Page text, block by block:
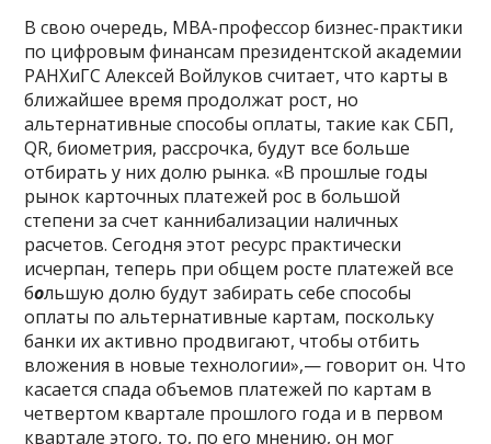
В свою очередь, МВА-профессор бизнес-практики
по цифровым финансам президентской академии
РАНХиГС Алексей Войлуков считает, что карты в
ближайшее время продолжат рост, но
альтернативные способы оплаты, такие как СБП,
QR, биометрия, рассрочка, будут все больше
отбирать у них долю рынка. «В прошлые годы
рынок карточных платежей рос в большой
степени за счет каннибализации наличных
расчетов. Сегодня этот ресурс практически
исчерпан, теперь при общем росте платежей все
большую долю будут забирать себе способы
оплаты по альтернативные картам, поскольку
банки их активно продвигают, чтобы отбить
вложения в новые технологии»,— говорит он. Что
касается спада объемов платежей по картам в
четвертом квартале прошлого года и в первом
квартале этого, то, по его мнению, он мог